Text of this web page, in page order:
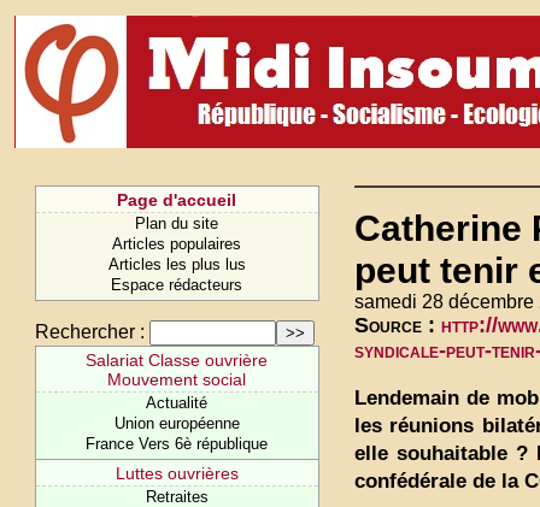
Page d'accueil
Plan du site
Articles populaires
Articles les plus lus
Espace rédacteurs
Rechercher :
Salariat Classe ouvrière
Mouvement social
Actualité
Union européenne
France Vers 6è république
Luttes ouvrières
Retraites
Catherine
peut tenir
samedi 28 décembre
Source : http://
syndicale-peut-
Lendemain de
les réunions
elle souhaitable ?
confédérale de la